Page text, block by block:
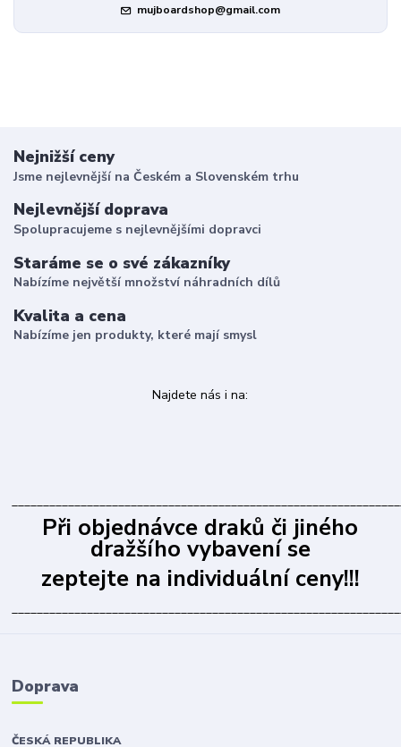
mujboardshop@gmail.com
Nejnižší ceny
Jsme nejlevnější na Českém a Slovenském trhu
Nejlevnější doprava
Spolupracujeme s nejlevnějšími dopravci
Staráme se o své zákazníky
Nabízíme největší množství náhradních dílů
Kvalita a cena
Nabízíme jen produkty, které mají smysl
Najdete nás i na:
Při objednávce draků či jiného
dražšího vybavení se
zeptejte na individuální ceny!!!
Doprava
ČESKÁ REPUBLIKA